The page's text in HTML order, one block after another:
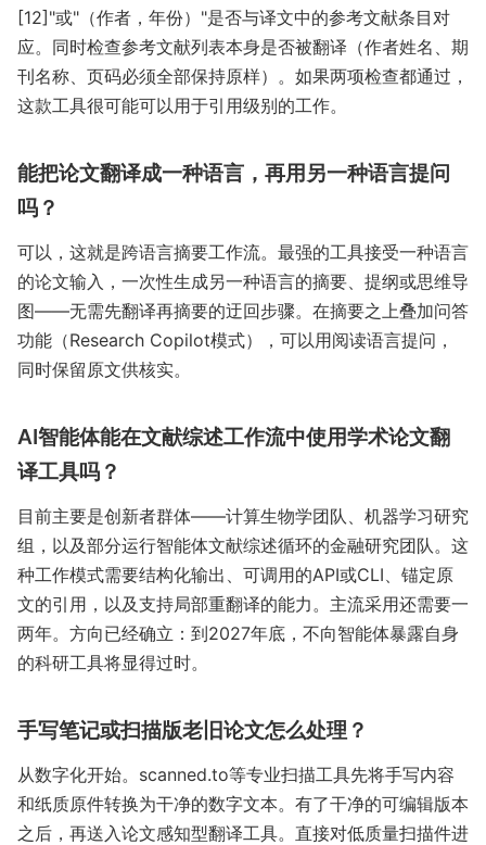
[12]"或"（作者，年份）"是否与译文中的参考文献条目对
应。同时检查参考文献列表本身是否被翻译（作者姓名、期
刊名称、页码必须全部保持原样）。如果两项检查都通过，
这款工具很可能可以用于引用级别的工作。
能把论文翻译成一种语言，再用另一种语言提问
吗？
可以，这就是跨语言摘要工作流。最强的工具接受一种语言
的论文输入，一次性生成另一种语言的摘要、提纲或思维导
图——无需先翻译再摘要的迂回步骤。在摘要之上叠加问答
功能（Research Copilot模式），可以用阅读语言提问，
同时保留原文供核实。
AI智能体能在文献综述工作流中使用学术论文翻
译工具吗？
目前主要是创新者群体——计算生物学团队、机器学习研究
组，以及部分运行智能体文献综述循环的金融研究团队。这
种工作模式需要结构化输出、可调用的API或CLI、锚定原
文的引用，以及支持局部重翻译的能力。主流采用还需要一
两年。方向已经确立：到2027年底，不向智能体暴露自身
的科研工具将显得过时。
手写笔记或扫描版老旧论文怎么处理？
从数字化开始。scanned.to等专业扫描工具先将手写内容
和纸质原件转换为干净的数字文本。有了干净的可编辑版本
之后，再送入论文感知型翻译工具。直接对低质量扫描件进